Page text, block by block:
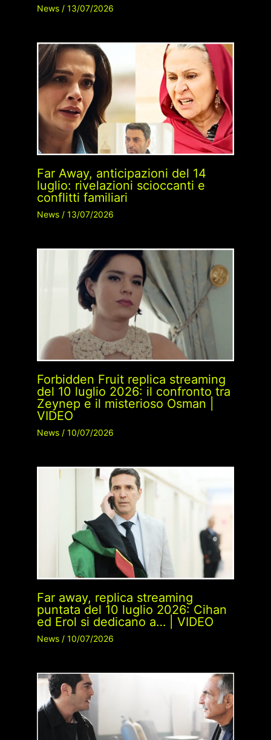
News/ 13/07/2026
Far Away, anticipazioni del 14
luglio: rivelazioni scioccanti e
conflitti familiari
News/ 13/07/2026
Forbidden Fruit replica streaming
del 10 luglio 2026: il confronto tra
Zeynep e il misterioso Osman |
VIDEO
News/ 10/07/2026
Far away, replica streaming
puntata del 10 luglio 2026: Cihan
ed Erol si dedicano a… | VIDEO
News/ 10/07/2026